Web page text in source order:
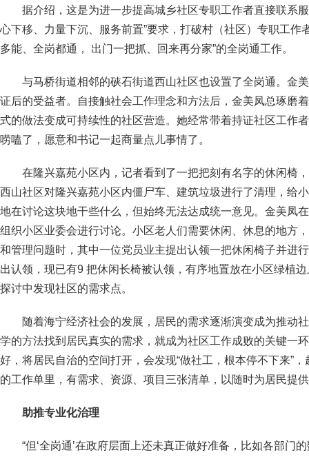
据介绍，这是为进一步提高城乡社区专职工作者直接联系
心下移、力量下沉、服务前置”要求，打破村（社区）专职工作
多能、全岗都通， 出门一把抓、回来再分家”的全岗通工作。
与马桥街道相邻的硖石街道西山社区也设置了全岗通。金
证后的受益者。自接触社会工作理念和方法后，金美凤总琢磨
式的做法变成可持续性的社区营造。她经常带着持证社区工作
唠嗑了，愿意和书记一起商量点儿事情了。
在隆兴嘉苑小区内，记者看到了一把把刻有名字的休闲椅
西山社区对隆兴嘉苑小区内僵尸车、建筑垃圾进行了清理，给
地在讨论这块地干些什么，但始终无法达成统一意见。金美凤
组织小区业委会进行讨论。小区老人们需要休闲、休息的地方
和管理问题时，其中一位党员业主提出认领一把休闲椅子并进
出认领，现已有9 把休闲长椅被认领，有序地置放在小区绿植
探讨中发现社区的需求点。
随着海宁经济社会的发展，居民的需求逐渐演变成为推动
学的方法找到居民真实的需求，就成为社区工作成败的关键一
好，将居民自治的空间打开，会发现“做社工，根本停不下来”
的工作单里，有需求、资源、项目三张清单，以随时为居民提
助推专业化治理
“但‘全岗通’在政府层面上还未真正做好准备，比如各部门